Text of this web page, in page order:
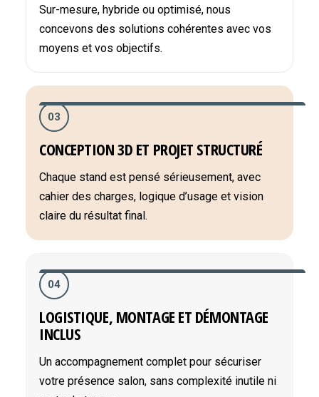
Sur-mesure, hybride ou optimisé, nous
concevons des solutions cohérentes avec vos
moyens et vos objectifs.
03
CONCEPTION 3D ET PROJET STRUCTURÉ
Chaque stand est pensé sérieusement, avec
cahier des charges, logique d’usage et vision
claire du résultat final.
04
LOGISTIQUE, MONTAGE ET DÉMONTAGE
INCLUS
Un accompagnement complet pour sécuriser
votre présence salon, sans complexité inutile ni